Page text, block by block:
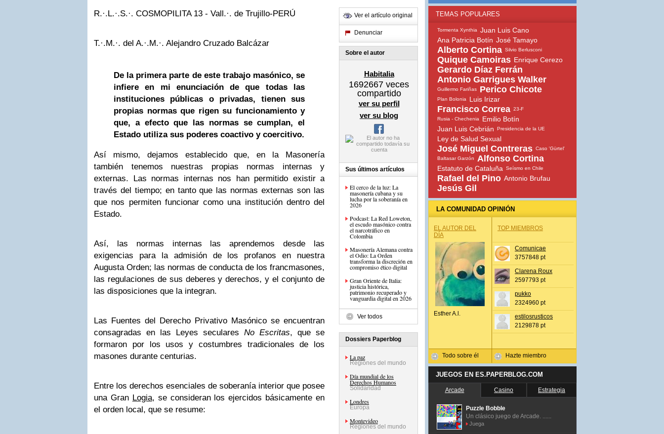
R.·.L.·.S.·. COSMOPILITA 13 - Vall.·. de Trujillo-PERÚ
T.·.M.·. del A.·.M.·. Alejandro Cruzado Balcázar
De la primera parte de este trabajo masónico, se
infiere en mi enunciación de que todas las
instituciones públicas o privadas, tienen sus
propias normas que rigen su funcionamiento y
que, a efecto que las normas se cumplan, el
Estado utiliza sus poderes coactivo y coercitivo.
Así mismo, dejamos establecido que, en la Masonería
también tenemos nuestras propias normas internas y
externas. Las normas internas nos han permitido existir a
través del tiempo; en tanto que las normas externas son las
que nos permiten funcionar como una institución dentro del
Estado.
Así, las normas internas las aprendemos desde las
exigencias para la admisión de los profanos en nuestra
Augusta Orden; las normas de conducta de los francmasones,
las regulaciones de sus deberes y derechos, y el conjunto de
las disposiciones que la integran.
Las Fuentes del Derecho Privativo Masónico se encuentran
consagradas en las Leyes seculares No Escritas, que se
formaron por los usos y costumbres tradicionales de los
masones durante centurias.
Entre los derechos esenciales de soberanía interior que posee
una Gran Logia, se consideran los ejercidos básicamente en
el orden local, que se resume:
Ver el artículo original
Denunciar
Sobre el autor
Habitalia
1692667 veces
compartido
ver su perfil
ver su blog
Sus últimos artículos
El cerco de la luz: La
masonería cubana y su
lucha por la soberanía en
2026
Podcast: La Red Loweton,
el escudo masónico contra
el narcotráfico en
Colombia
Masonería Alemana contra
el Odio: La Orden
transforma la discreción en
compromiso ético digital
Gran Oriente de Italia:
justicia histórica,
patrimonio recuperado y
vanguardia digital en 2026
Ver todos
Dossiers Paperblog
La paz
Regiones del mundo
Día mundial de los
Derechos Humanos
Solidaridad
Londres
Europa
Montevideo
Regiones del mundo
TEMAS POPULARES
Tormenta Xynthia
Juan Luis Cano
Ana Patricia Botín José Tamayo
Alberto Cortina Silvio Berlusconi
Quique Camoiras Enrique Cerezo
Gerardo Díaz Ferrán
Antonio Garrigues Walker
Guillermo Fariñas Perico Chicote
Plan Bolonia Luis Irizar
Francisco Correa 23-F
Rusia - Chechenia
Emilio Botín
Juan Luis Cebrián
Presidencia de la UE
Ley de Salud Sexual
José Miguel Contreras Caso 'Gürtel'
Baltasar Garzón
Alfonso Cortina
Estatuto de Cataluña Seísmo en Chile
Rafael del Pino Antonio Brufau
Jesús Gil
LA COMUNIDAD OPINIÓN
EL AUTOR DEL
DÍA
Esther A.l.
Todo sobre él
TOP MIEMBROS
Comunicae
3757848 pt
Clarena Roux
2597793 pt
pukko
2324960 pt
estilosrusticos
2129878 pt
Hazte miembro
JUEGOS EN ES.PAPERBLOG.COM
Arcade Casino Estrategia
Puzzle Bobble
Un clásico juego de Arcade. ......
Juega